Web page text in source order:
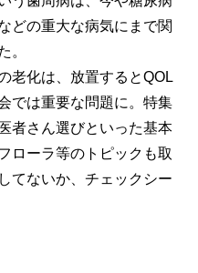
どの重大な病気にまで関
。
老化は、放置するとQOL
では重要な問題に。特集
者さん選びといった基本
ローラ等のトピックも取
てないか、チェックシー